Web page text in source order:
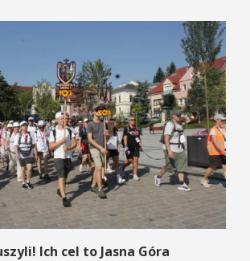
Ich cel to Jasna Góra